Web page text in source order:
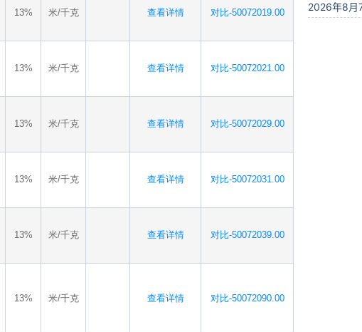
13% 米/千克 查看详情 对比-50072019.00
13% 米/千克 查看详情 对比-50072021.00
13% 米/千克 查看详情 对比-50072029.00
13% 米/千克 查看详情 对比-50072031.00
13% 米/千克 查看详情 对比-50072039.00
13% 米/千克 查看详情 对比-50072090.00